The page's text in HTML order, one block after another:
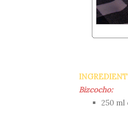
Bizcocho:
250 ml